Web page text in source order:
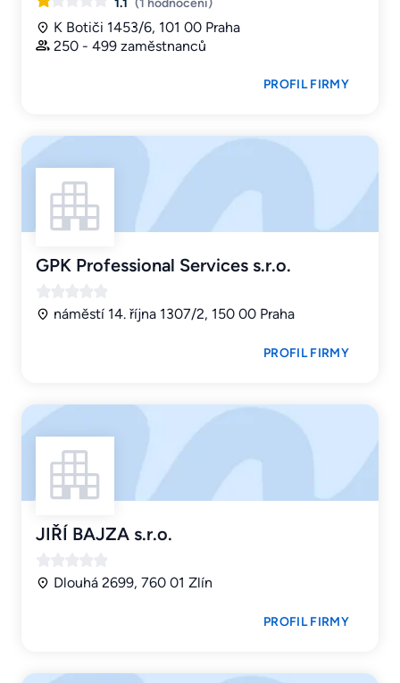
1.1 (1 hodnocení)
K Botiči 1453/6, 101 00 Praha
250 - 499 zaměstnanců
PROFIL FIRMY
GPK Professional Services s.r.o.
náměstí 14. října 1307/2, 150 00 Praha
PROFIL FIRMY
JIŘÍ BAJZA s.r.o.
Dlouhá 2699, 760 01 Zlín
PROFIL FIRMY